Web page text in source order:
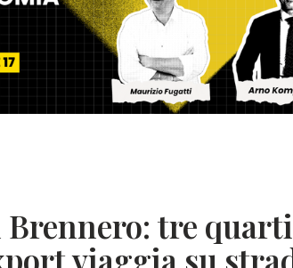
Brennero: tre quarti
viaggia su